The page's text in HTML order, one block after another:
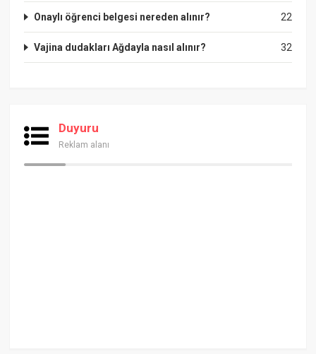
22
Onaylı öğrenci belgesi nereden alınır?
32
Vajina dudakları Ağdayla nasıl alınır?
Duyuru
Reklam alanı